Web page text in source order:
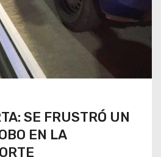
SE FRUSTRÓ UN
EN LA